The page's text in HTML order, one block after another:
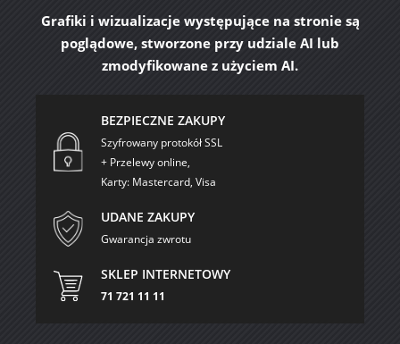
Grafiki i wizualizacje występujące na stronie są
poglądowe, stworzone przy udziale AI lub
zmodyfikowane z użyciem AI.
BEZPIECZNE ZAKUPY
Szyfrowany protokół SSL
+ Przelewy online,
Karty: Mastercard, Visa
UDANE ZAKUPY
Gwarancja zwrotu
SKLEP INTERNETOWY
71 721 11 11